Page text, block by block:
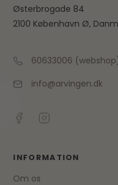
Østerbrogade 84
2100 København Ø,
60633006
info@arvingen.dk
INFORMATION
Om os